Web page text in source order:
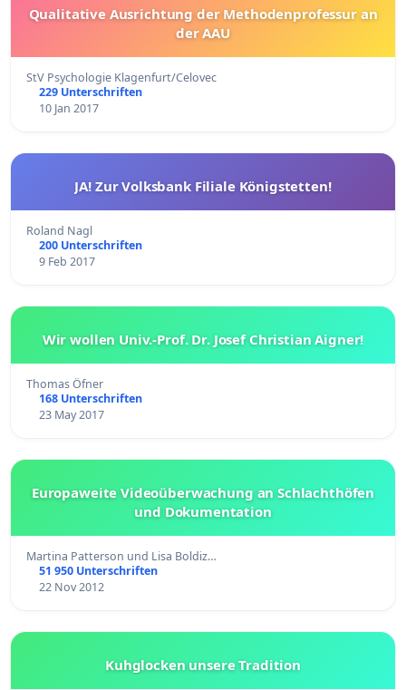
Qualitative Ausrichtung der Methodenprofessur an
der AAU
StV Psychologie Klagenfurt/Celovec
229 Unterschriften
10 Jan 2017
JA! Zur Volksbank Filiale Königstetten!
Roland Nagl
200 Unterschriften
9 Feb 2017
Wir wollen Univ.-Prof. Dr. Josef Christian Aigner!
Thomas Öfner
168 Unterschriften
23 May 2017
Europaweite Videoüberwachung an Schlachthöfen
und Dokumentation
Martina Patterson und Lisa Boldiz…
51 950 Unterschriften
22 Nov 2012
Kuhglocken unsere Tradition